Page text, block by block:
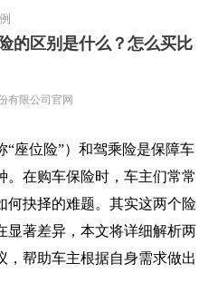
的区别是什么？怎么买比
有限公司官网
“座位险”）和驾乘险是保障车
。在购车保险时，车主们常常
何抉择的难题。其实这两个险
显著差异，本文将详细解析两
，帮助车主根据自身需求做出